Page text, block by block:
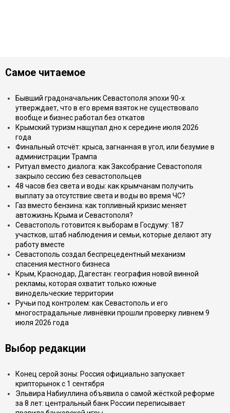
Самое читаемое
Бывший градоначальник Севастополя эпохи 90-х
утверждает, что в его время взяток не существовало
вообще и бизнес работал без откатов
Крымский туризм нащупал дно к середине июля 2026
года
Финальный отсчёт: крыса, загнанная в угол, или безумие в
администрации Трампа
Ритуал вместо диалога: как Заксобрание Севастополя
закрыло сессию без севастопольцев
48 часов без света и воды: как крымчанам получить
выплату за отсутствие света и воды во время ЧС?
Газ вместо бензина: как топливный кризис меняет
автожизнь Крыма и Севастополя?
Севастополь готовится к выборам в Госдуму: 187
участков, штаб наблюдения и семьи, которые делают эту
работу вместе
Севастополь создал беспрецедентный механизм
спасения местного бизнеса
Крым, Краснодар, Дагестан: география новой винной
рекламы, которая охватит только южные
винодельческие территории
Ручьи под контролем: как Севастополь и его
многострадальные ливнёвки прошли проверку ливнем 9
июля 2026 года
Выбор редакции
Конец серой зоны: Россия официально запускает
крипторынок с 1 сентября
Эльвира Набиуллина объявила о самой жёсткой реформе
за 8 лет: центральный банк России переписывает